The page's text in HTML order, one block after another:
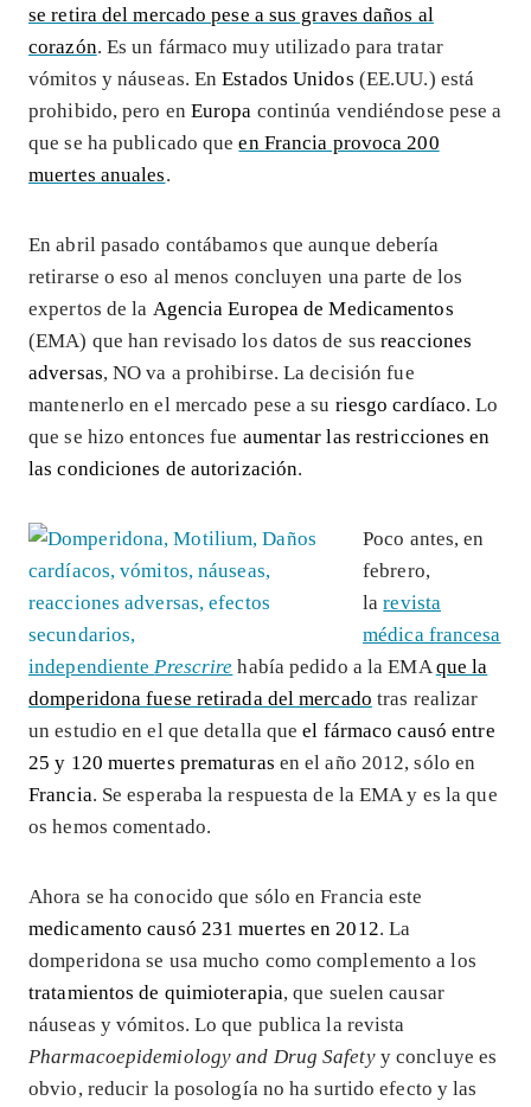
se retira del mercado pese a sus graves daños al
corazón. Es un fármaco muy utilizado para tratar
vómitos y náuseas. EnEstados Unidos (EE.UU.) está
prohibido, pero en Europa continúa vendiéndose pese a
que se ha publicado queen Francia provoca 200
muertes anuales.
En abril pasado contábamos que aunque debería
retirarse o eso al menos concluyen una parte de los
expertos de la Agencia Europea de Medicamentos
(EMA) que han revisado los datos de susreacciones
adversas, NO va a prohibirse. La decisión fue
mantenerlo en el mercado pese a su riesgo cardíaco. Lo
que se hizo entonces fue aumentar las restricciones en
las condiciones de autorización.
Poco antes, en
febrero,
larevista
médica francesa
independiente Prescrire había pedido a la EMA que la
domperidona fuese retirada del mercado tras realizar
un estudio en el que detalla queel fármaco causó entre
25 y 120 muertes prematuras en el año 2012, sólo en
Francia. Se esperaba la respuesta de la EMA y es la que
os hemos comentado.
Ahora se ha conocido que sólo en Francia este
medicamento causó 231 muertes en 2012. La
domperidona se usa mucho como complemento a los
tratamientos de quimioterapia, que suelen causar
náuseas y vómitos. Lo que publica la revista
Pharmacoepidemiology and Drug Safetyy concluye es
obvio, reducir la posología no ha surtido efecto y las